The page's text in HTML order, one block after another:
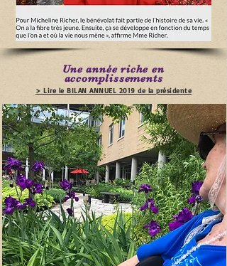
Une année riche en
accomplissements
> Lire le BILAN ANNUEL 2019 de la présidente